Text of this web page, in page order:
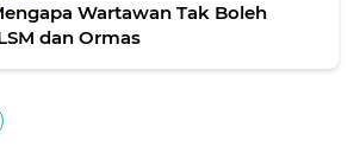
Wartawan Tak Boleh
dan Ormas